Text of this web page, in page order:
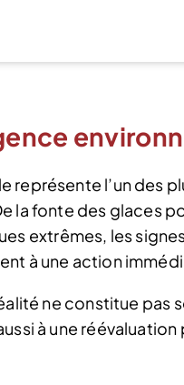
représente l’un des
la fonte des glaces
extrêmes, les
à une action
ne constitue pas
à une